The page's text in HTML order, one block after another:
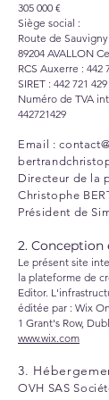
305 000 €
Siège social :
Route de Sauvigny
89204 AVALLON
RCS Auxerre : 442
SIRET : 442 721 429
Numéro de TVA
442721429
Email :
Directeur de la
Christophe
Président de
2.
Le présent site
la plateforme de
Editor.
éditée par : Wix
1 Grant's Row,
www.wix.com
3.
OVH SAS